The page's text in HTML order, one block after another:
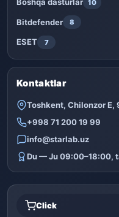
10
Bitdefender 8
ESET 7
Kontaktlar
Toshkent, Chilonzor E,
+998 71 200 19 99
info@starlab.uz
Du — Ju 09:00–18:00,
Click